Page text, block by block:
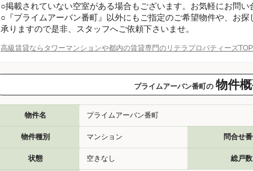
○掲載されていない空室がある場合もございます。お気軽にお問い
○『プライムアーバン番町』以外にもご指定のご希望物件や、お
承りますので是非、スタッフへご依頼下さいませ。
高級賃貸ならタワーマンションや都内の賃貸専門のリテラプロパティーズ
プライムアーバン番町の 物件
物件名 プライムアーバン番町
物件種別 マンション 問合せ
状態 空きなし 総戸数